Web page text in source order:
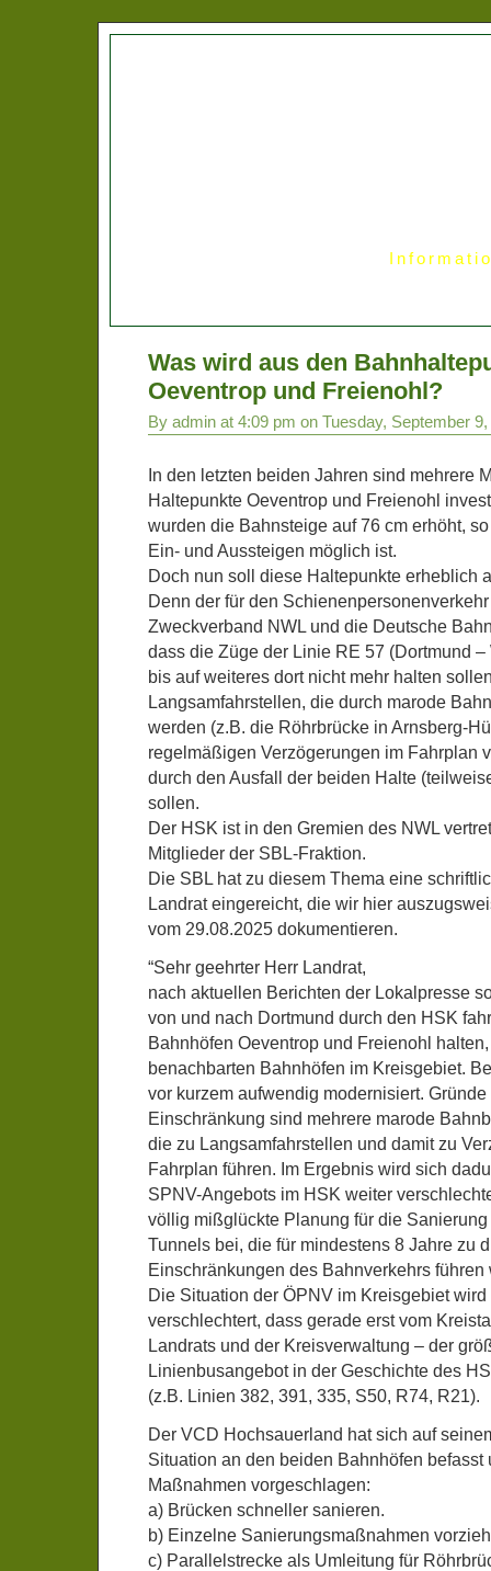
Was wird aus den
Oeventrop und Freienohl?
By admin at 4:09 pm on Tuesday, September 9,
In den letzten beiden Jahren sind mehrere
Haltepunkte Oeventrop und Freienohl
wurden die Bahnsteige auf 76 cm erhöht,
Ein- und Aussteigen möglich ist.
Doch nun soll diese Haltepunkte erheblich
Denn der für den
Zweckverband NWL und die Deutsche
dass die Züge der Linie RE 57 (Dortmund –
bis auf weiteres dort nicht mehr halten
Langsamfahrstellen, die durch marode
werden (z.B. die Röhrbrücke in Arnsberg-
regelmäßigen Verzögerungen im Fahrplan
durch den Ausfall der beiden Halte
sollen.
Der HSK ist in den Gremien des NWL
Mitglieder der SBL-Fraktion.
Die SBL hat zu diesem Thema eine
Landrat eingereicht, die wir hier
vom 29.08.2025 dokumentieren.
“Sehr geehrter Herr Landrat,
nach aktuellen Berichten der Lokalpresse
von und nach Dortmund durch den HSK
Bahnhöfen Oeventrop und Freienohl
benachbarten Bahnhöfen im Kreisgebiet.
vor kurzem aufwendig modernisiert.
Einschränkung sind mehrere marode
die zu Langsamfahrstellen und damit zu
Fahrplan führen. Im Ergebnis wird sich
SPNV-Angebots im HSK weiter
völlig mißglückte Planung für die
Tunnels bei, die für mindestens 8 Jahre zu
Einschränkungen des Bahnverkehrs führen
Die Situation der ÖPNV im Kreisgebiet
verschlechtert, dass gerade erst vom
Landrats und der Kreisverwaltung – der
Linienbusangebot in der Geschichte des
(z.B. Linien 382, 391, 335, S50, R74, R21).
Der VCD Hochsauerland hat sich auf
Situation an den beiden Bahnhöfen befasst
Maßnahmen vorgeschlagen:
a) Brücken schneller sanieren.
b) Einzelne Sanierungsmaßnahmen
c) Parallelstrecke als Umleitung für